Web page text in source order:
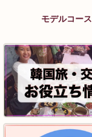
モデルコース